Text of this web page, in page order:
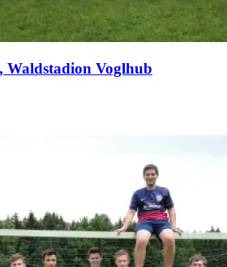
Waldstadion Voglhub